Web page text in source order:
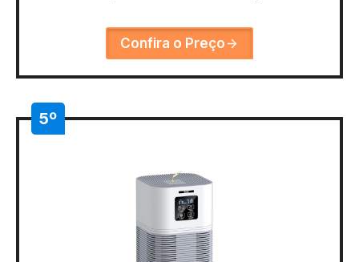
Confira o Preço
5º